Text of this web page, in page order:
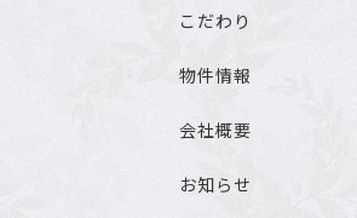
こだわり
物件情報
会社概要
お知らせ